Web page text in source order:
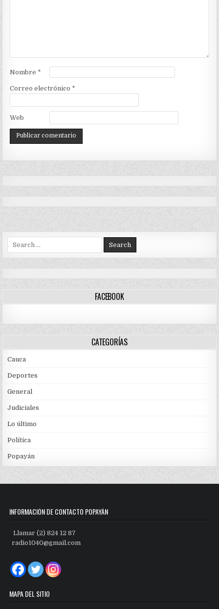
Nombre *
Correo electrónico *
Web
for:
FACEBOOK
CATEGORÍAS
Cauca
Deportes
General
Judiciales
Lo último
Política
Popayán
INFORMACIÓN DE CONTACTO POPAYÁN
Llamar (2) 824 12 87
radio1040@gmail.com
MAPA DEL SITIO